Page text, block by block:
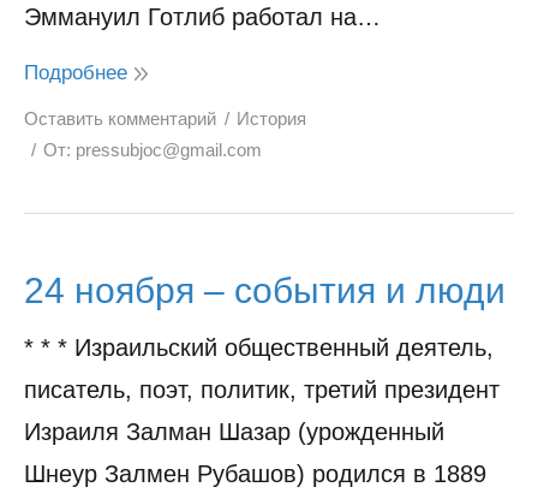
Эммануил Готлиб работал на…
Подробнее
Оставить комментарий
История
От: pressubjoc@gmail.com
24 ноября – события и люди
* * * Израильский общественный деятель,
писатель, поэт, политик, третий президент
Израиля Залман Шазар (урожденный
Шнеур Залмен Рубашов) родился в 1889